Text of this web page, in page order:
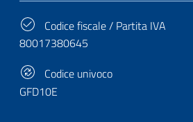
Codice fiscale / Partita IVA
80017380645
Codice univoco
GFD10E